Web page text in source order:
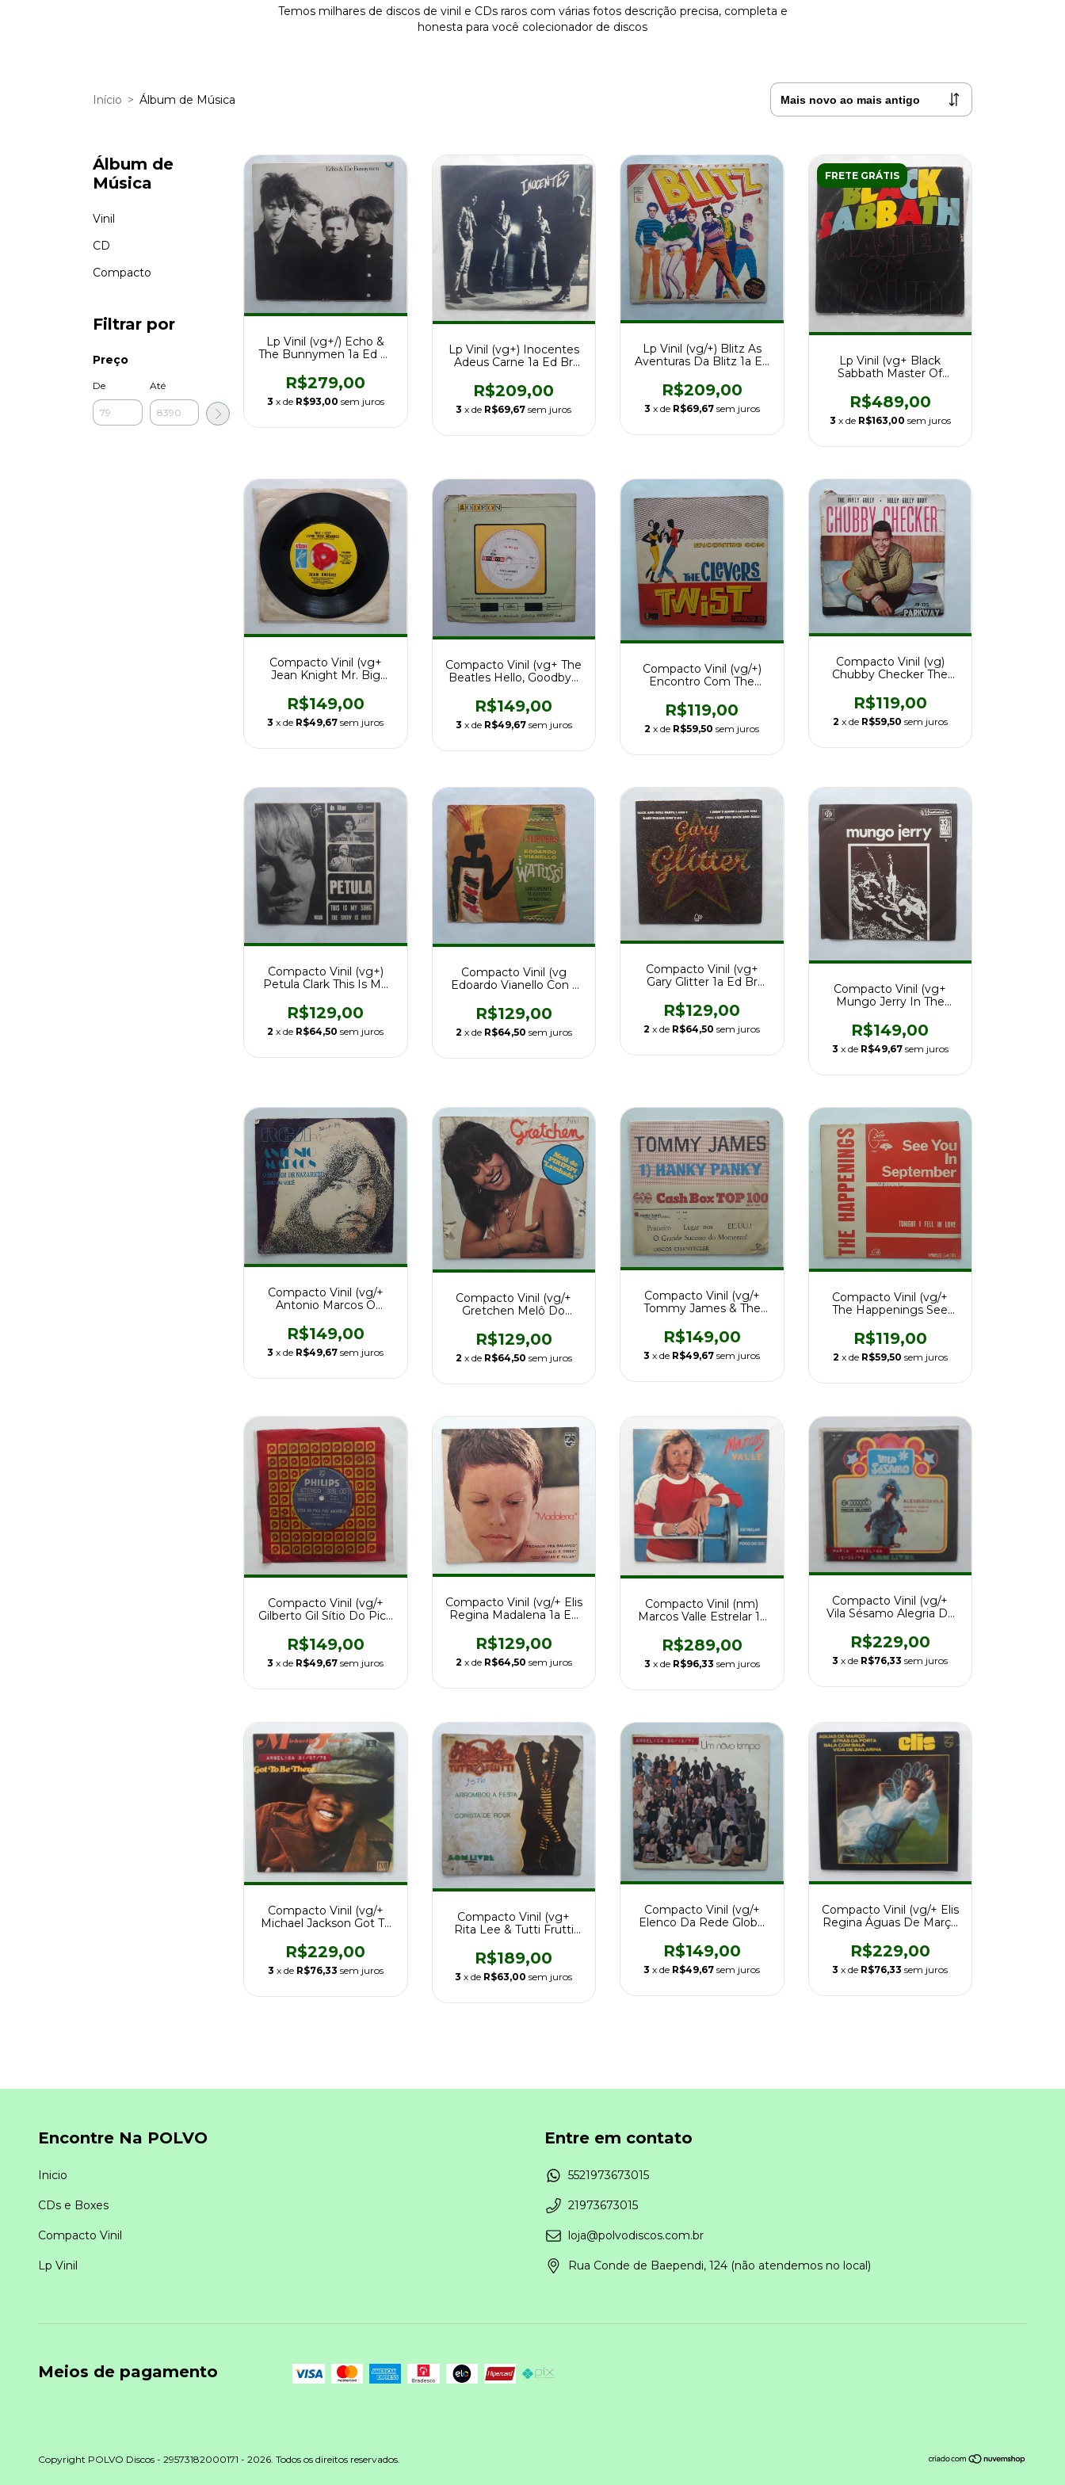
Temos milhares de discos de vinil e CDs raros com várias fotos descrição precisa, completa e
honesta para você colecionador de discos
Início > Álbum de Música
Álbum de
Música
Vinil
CD
Compacto
Filtrar por
Preço
De Até
Lp Vinil (vg+/) Echo &
The Bunnymen 1a Ed Br
R$279,00
3 x de R$93,00 sem juros
Lp Vinil (vg+) Inocentes
Adeus Carne 1a Ed Br
R$209,00
3 x de R$69,67 sem juros
Lp Vinil (vg/+) Blitz As
Aventuras Da Blitz 1a Ed
R$209,00
3 x de R$69,67 sem juros
FRETE GRÁTIS
Lp Vinil (vg+ Black
Sabbath Master Of
R$489,00
3 x de R$163,00 sem juros
Compacto Vinil (vg+
Jean Knight Mr. Big
R$149,00
3 x de R$49,67 sem juros
Compacto Vinil (vg+ The
Beatles Hello, Goodbye
R$149,00
3 x de R$49,67 sem juros
Compacto Vinil (vg/+)
Encontro Com The
R$119,00
2 x de R$59,50 sem juros
Compacto Vinil (vg)
Chubby Checker The
R$119,00
2 x de R$59,50 sem juros
Compacto Vinil (vg+)
Petula Clark This Is My
R$129,00
2 x de R$64,50 sem juros
Compacto Vinil (vg
Edoardo Vianello Con I
R$129,00
2 x de R$64,50 sem juros
Compacto Vinil (vg+
Gary Glitter 1a Ed Br
R$129,00
2 x de R$64,50 sem juros
Compacto Vinil (vg+
Mungo Jerry In The
R$149,00
3 x de R$49,67 sem juros
Compacto Vinil (vg/+
Antonio Marcos O
R$149,00
3 x de R$49,67 sem juros
Compacto Vinil (vg/+
Gretchen Melô Do
R$129,00
2 x de R$64,50 sem juros
Compacto Vinil (vg/+
Tommy James & The
R$149,00
3 x de R$49,67 sem juros
Compacto Vinil (vg/+
The Happenings See
R$119,00
2 x de R$59,50 sem juros
Compacto Vinil (vg/+
Gilberto Gil Sítio Do Pica
R$149,00
3 x de R$49,67 sem juros
Compacto Vinil (vg/+ Elis
Regina Madalena 1a Ed
R$129,00
2 x de R$64,50 sem juros
Compacto Vinil (nm)
Marcos Valle Estrelar 1a
R$289,00
3 x de R$96,33 sem juros
Compacto Vinil (vg/+
Vila Sésamo Alegria Da
R$229,00
3 x de R$76,33 sem juros
Compacto Vinil (vg/+
Michael Jackson Got To
R$229,00
3 x de R$76,33 sem juros
Compacto Vinil (vg+
Rita Lee & Tutti Frutti
R$189,00
3 x de R$63,00 sem juros
Compacto Vinil (vg/+
Elenco Da Rede Globo
R$149,00
3 x de R$49,67 sem juros
Compacto Vinil (vg/+ Elis
Regina Águas De Março
R$229,00
3 x de R$76,33 sem juros
Encontre Na POLVO
Inicio
CDs e Boxes
Compacto Vinil
Lp Vinil
Entre em contato
5521973673015
21973673015
loja@polvodiscos.com.br
Rua Conde de Baependi, 124 (não atendemos no local)
Meios de pagamento
Copyright POLVO Discos - 29573182000171 - 2026. Todos os direitos reservados.